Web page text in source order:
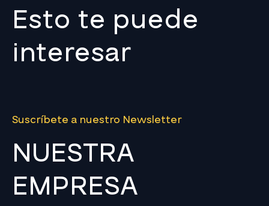
Esto te puede
interesar
Suscríbete a nuestro Newsletter
NUESTRA
EMPRESA